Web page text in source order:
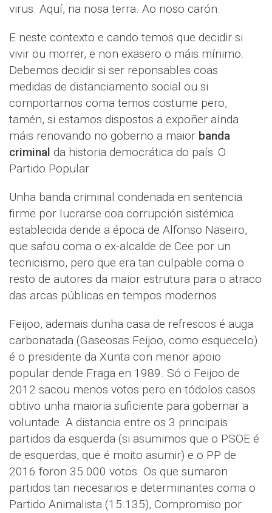
virus. Aquí, na nosa terra. Ao noso carón.
E neste contexto e cando temos que decidir si
vivir ou morrer, e non exasero o máis mínimo.
Debemos decidir si ser reponsables coas
medidas de distanciamento social ou si
comportarnos coma temos costume pero,
tamén, si estamos dispostos a expoñer aínda
máis renovando no goberno a maior banda
criminal da historia democrática do país: O
Partido Popular.
Unha banda criminal condenada en sentencia
firme por lucrarse coa corrupción sistémica
establecida dende a época de Alfonso Naseiro,
que safou coma o ex-alcalde de Cee por un
tecnicismo, pero que era tan culpable coma o
resto de autores da maior estrutura para o atraco
das arcas públicas en tempos modernos.
Feijoo, ademais dunha casa de refrescos é auga
carbonatada (Gaseosas Feijoo, como esquecelo)
é o presidente da Xunta con menor apoio
popular dende Fraga en 1989. Só o Feijoo de
2012 sacou menos votos pero en tódolos casos
obtivo unha maioria suficiente para gobernar a
voluntade. A distancia entre os 3 principais
partidos da esquerda (si asumimos que o PSOE é
de esquerdas, que é moito asumir) e o PP de
2016 foron 35.000 votos. Os que sumaron
partidos tan necesarios e determinantes coma o
Partido Animalista (15.135), Compromiso por